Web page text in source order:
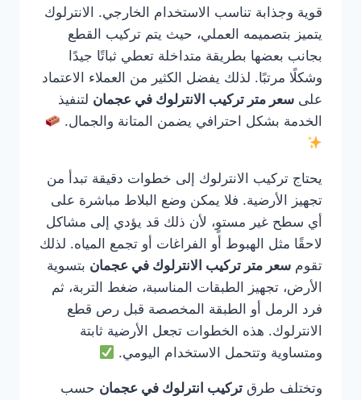
قوية وجذابة تناسب الاستخدام الخارجي. الانترلوك
يتميز بتصميمه العملي، حيث يتم تركيب القطع
بجانب بعضها بطريقة متداخلة تعطي ثباتًا جيدًا
وشكلًا مرتبًا. لذلك يفضل الكثير من العملاء الاعتماد
على سعر متر تركيب الانترلوك في عجمان لتنفيذ
الخدمة بشكل احترافي يضمن المتانة والجمال.
يحتاج تركيب الانترلوك إلى خطوات دقيقة تبدأ من
تجهيز الأرضية. فلا يمكن وضع البلاط مباشرة على
أي سطح غير مستوٍ، لأن ذلك قد يؤدي إلى مشاكل
لاحقًا مثل الهبوط أو الفراغات أو تجمع المياه. لذلك
تقوم سعر متر تركيب الانترلوك في عجمان بتسوية
الأرض، تجهيز الطبقات المناسبة، ضغط التربة، ثم
فرد الرمل أو الطبقة المخصصة قبل رص قطع
الانترلوك. هذه الخطوات تجعل الأرضية ثابتة
ومتساوية وتتحمل الاستخدام اليومي.
وتختلف طرق تركيب انترلوك في عجمان حسب